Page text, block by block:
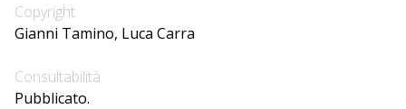
Copyright
Gianni Tamino, Luca Carra
Consultabilità
Pubblicato.